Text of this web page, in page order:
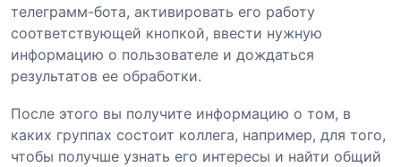
телеграмм-бота, активировать его работу
соответствующей кнопкой, ввести нужную
информацию о пользователе и дождаться
результатов ее обработки.
После этого вы получите информацию о том, в
каких группах состоит коллега, например, для того,
чтобы получше узнать его интересы и найти общий